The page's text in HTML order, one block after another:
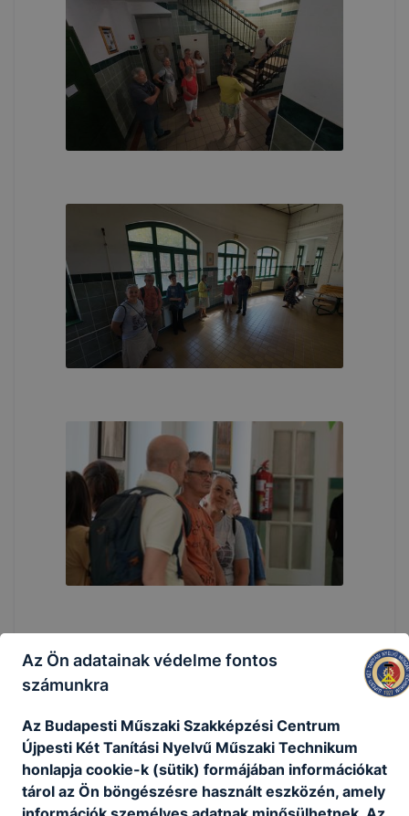
Az Ön adatainak védelme fontos
számunkra
Az Budapesti Műszaki Szakképzési Centrum
Újpesti Két Tanítási Nyelvű Műszaki Technikum
honlapja cookie-k (sütik) formájában információkat
tárol az Ön böngészésre használt eszközén, amely